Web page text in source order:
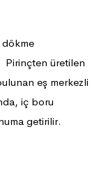
dökme
Pirinçten üretilen
eş merkezli
iç boru
getirilir.